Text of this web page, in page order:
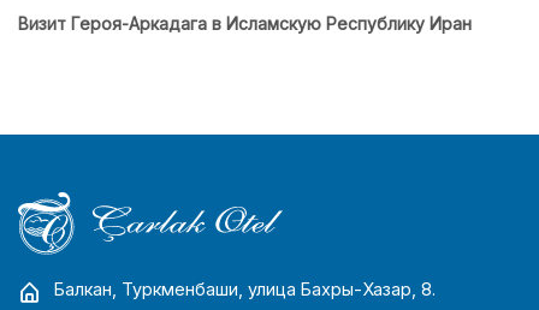
Визит Героя-Аркадага в Исламскую Республику Иран
Балкан, Туркменбаши, улица Бахры-Хазар, 8.